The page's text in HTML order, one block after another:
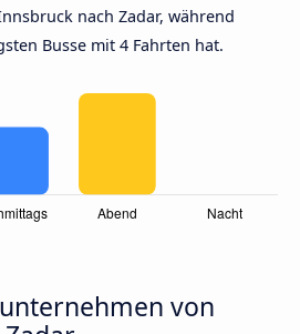
nach Zadar, während
Busse mit 4 Fahrten hat.
von